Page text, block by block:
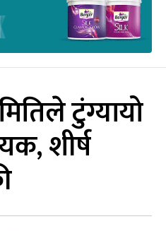
टुंग्यायो
शीर्ष